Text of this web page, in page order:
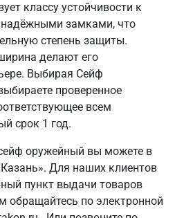
классу устойчивости к
замками, что
степень защиты.
делают его
Выбирая Сейф
проверенное
всем
срок 1 год.
оружейный вы можете в
Для наших клиентов
пункт выдачи товаров
обращайтесь по электронной